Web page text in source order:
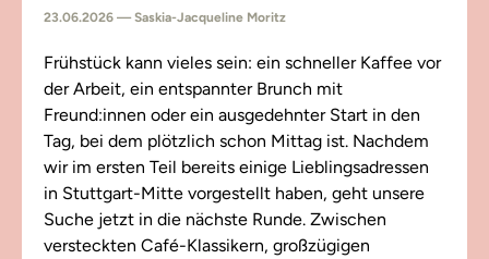
23.06.2026 — Saskia-Jacqueline Moritz
Frühstück kann vieles sein: ein schneller Kaffee vor
der Arbeit, ein entspannter Brunch mit
Freund:innen oder ein ausgedehnter Start in den
Tag, bei dem plötzlich schon Mittag ist. Nachdem
wir im ersten Teil bereits einige Lieblingsadressen
in Stuttgart-Mitte vorgestellt haben, geht unsere
Suche jetzt in die nächste Runde. Zwischen
versteckten Café-Klassikern, großzügigen